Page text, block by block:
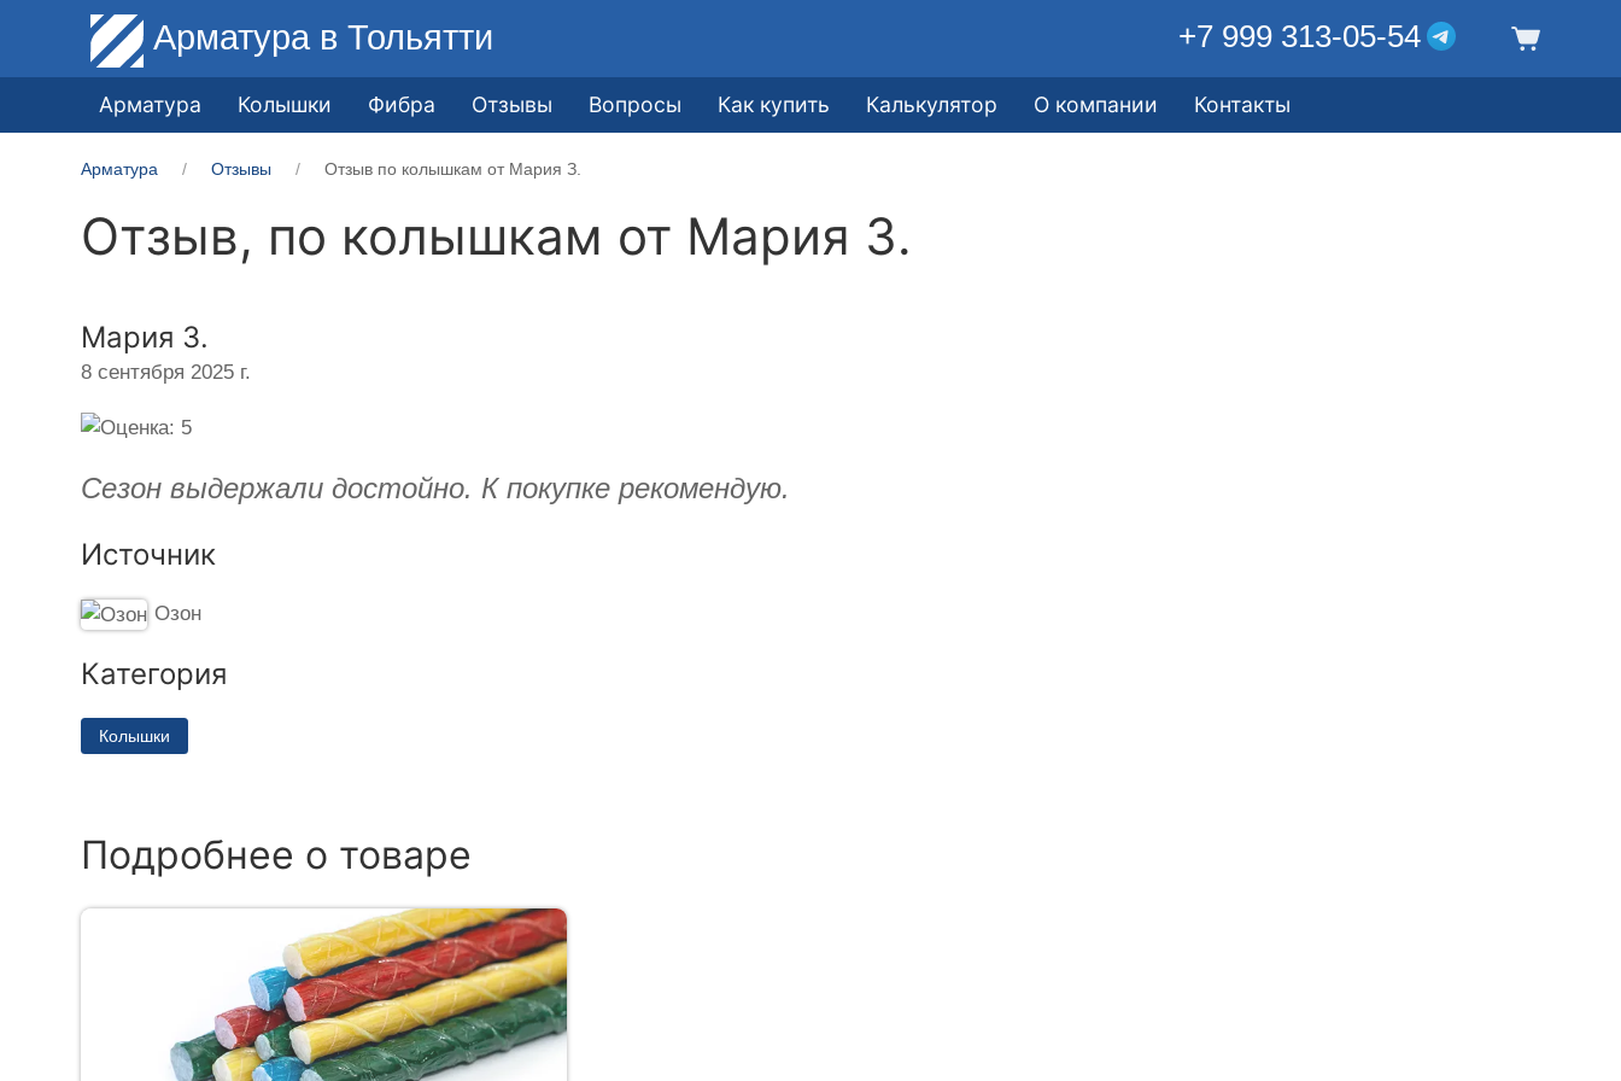
Арматура в Тольятти +7 999 313-05-54
Арматура Колышки Фибра Отзывы Вопросы Как купить Калькулятор О компании Контакты
Арматура Отзывы Отзыв по колышкам от Мария З.
Отзыв, по колышкам от Мария З.
Мария З.
8 сентября 2025 г.
Cезон выдержали достойно. К покупке рекомендую.
Источник
Озон
Категория
Колышки
Подробнее о товаре